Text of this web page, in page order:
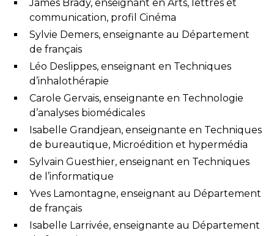
James Brady, enseignant en Arts, lettres et
communication, profil Cinéma
Sylvie Demers, enseignante au Département
de français
Léo Deslippes, enseignant en Techniques
d’inhalothérapie
Carole Gervais, enseignante en Technologie
d’analyses biomédicales
Isabelle Grandjean, enseignante en Techniques
de bureautique, Microédition et hypermédia
Sylvain Guesthier, enseignant en Techniques
de l’informatique
Yves Lamontagne, enseignant au Département
de français
Isabelle Larrivée, enseignante au Département